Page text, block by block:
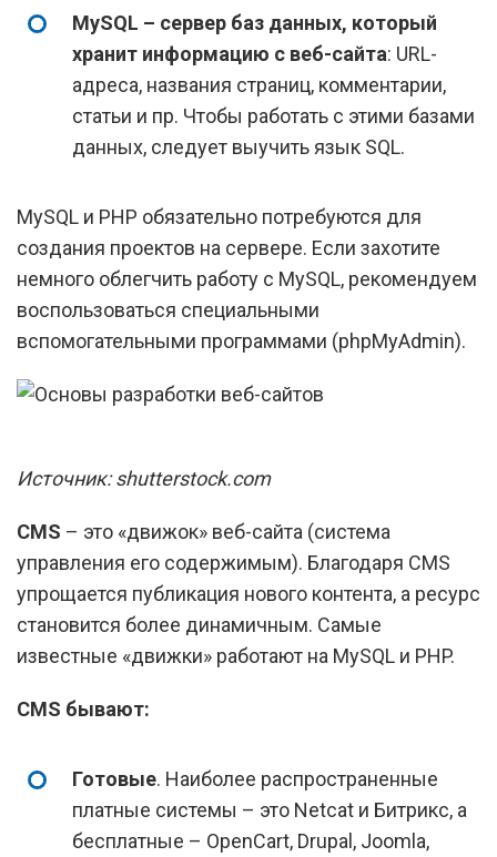
MySQL – сервер баз данных, который
хранит информацию с веб-сайта: URL-
адреса, названия страниц, комментарии,
статьи и пр. Чтобы работать с этими базами
данных, следует выучить язык SQL.
MySQL и PHP обязательно потребуются для
создания проектов на сервере. Если захотите
немного облегчить работу с MySQL, рекомендуем
воспользоваться специальными
вспомогательными программами (phpMyAdmin).
Источник: shutterstock.com
CMS – это «движок» веб-сайта (система
управления его содержимым). Благодаря CMS
упрощается публикация нового контента, а ресурс
становится более динамичным. Самые
известные «движки» работают на MySQL и PHP.
CMS бывают:
Готовые. Наиболее распространенные
платные системы – это Netcat и Битрикс, а
бесплатные – OpenCart, Drupal, Joomla,